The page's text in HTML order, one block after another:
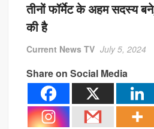
प्रदेश संगठन मंत्री चंद्रशेखर राठौर ने लगाए
राजपाल यादव पर बढ़ी मुसीबत, 16 करोड़ के कर्ज
तीनों फॉर्मेट के अहम सदस्य
की है
Current News TV July 5, 2024
Share on Social Media